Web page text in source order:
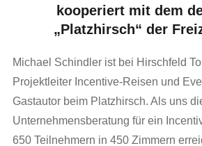
kooperiert mit dem
„Platzhirsch“ der
Michael Schindler ist bei Hirschfeld
Projektleiter Incentive-Reisen und
Gastautor beim Platzhirsch. Als uns
Unternehmensberatung für ein
650 Teilnehmern in 450 Zimmern